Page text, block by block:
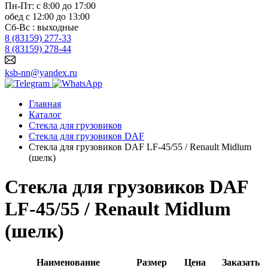
Пн-Пт: с 8:00 до 17:00
обед с 12:00 до 13:00
Сб-Вс : выходные
8 (83159) 277-33
8 (83159) 278-44
ksb-nn@yandex.ru
Главная
Каталог
Стекла для грузовиков
Стекла для грузовиков DAF
Стекла для грузовиков DAF LF-45/55 / Renault Midlum
(шелк)
Стекла для грузовиков DAF
LF-45/55 / Renault Midlum
(шелк)
Наименование Размер Цена
Заказать